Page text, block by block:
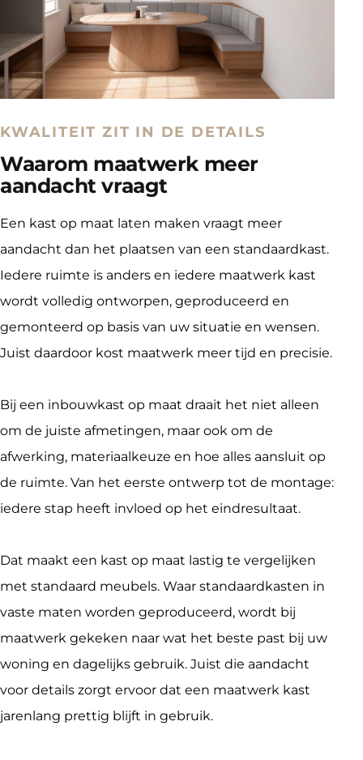
KWALITEIT ZIT IN DE DETAILS
Waarom maatwerk meer
aandacht vraagt
Een kast op maat laten maken vraagt meer
aandacht dan het plaatsen van een standaardkast.
Iedere ruimte is anders en iedere maatwerk kast
wordt volledig ontworpen, geproduceerd en
gemonteerd op basis van uw situatie en wensen.
Juist daardoor kost maatwerk meer tijd en precisie.
Bij een inbouwkast op maat draait het niet alleen
om de juiste afmetingen, maar ook om de
afwerking, materiaalkeuze en hoe alles aansluit op
de ruimte. Van het eerste ontwerp tot de montage:
iedere stap heeft invloed op het eindresultaat.
Dat maakt een kast op maat lastig te vergelijken
met standaard meubels. Waar standaardkasten in
vaste maten worden geproduceerd, wordt bij
maatwerk gekeken naar wat het beste past bij uw
woning en dagelijks gebruik. Juist die aandacht
voor details zorgt ervoor dat een maatwerk kast
jarenlang prettig blijft in gebruik.